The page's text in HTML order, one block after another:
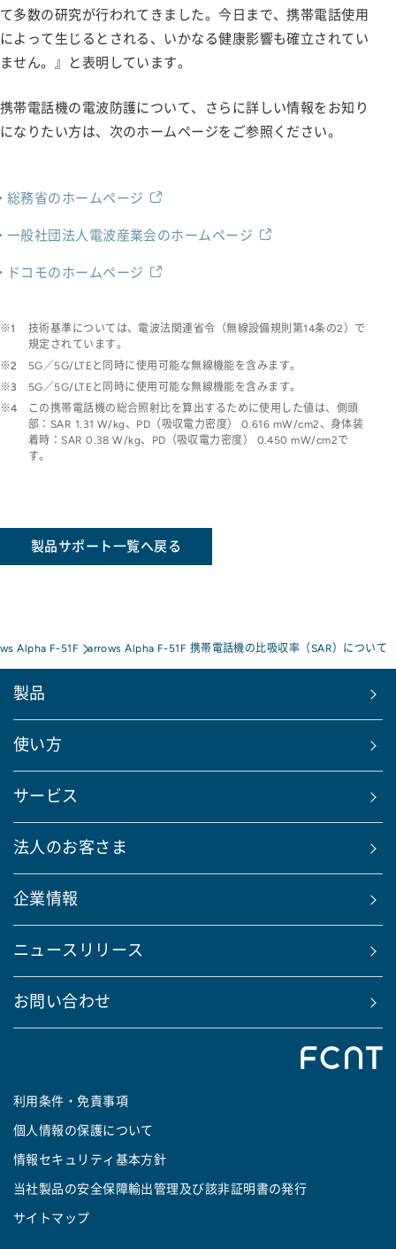
て多数の研究が行われてきました。今日まで、携帯電話使用
によって生じるとされる、いかなる健康影響も確立されてい
ません。』と表明しています。
携帯電話機の電波防護について、さらに詳しい情報をお知り
になりたい方は、次のホームページをご参照ください。
総務省のホームページ
一般社団法人電波産業会のホームページ
ドコモのホームページ
※1
技術基準については、電波法関連省令（無線設備規則第14条の2）で
規定されています。
※2
5G／5G/LTEと同時に使用可能な無線機能を含みます。
※3
5G／5G/LTEと同時に使用可能な無線機能を含みます。
※4
この携帯電話機の総合照射比を算出するために使用した値は、側頭
部：SAR 1.31 W/kg、PD（吸収電力密度） 0.616 mW/cm2、身体装
着時：SAR 0.38 W/kg、PD（吸収電力密度） 0.450 mW/cm2で
す。
製品サポート一覧へ戻る
Alpha F-51F arrows Alpha F-51F 携帯電話機の比吸収率（SAR）について
製品
使い方
サービス
法人のお客さま
企業情報
ニュースリリース
お問い合わせ
利用条件・免責事項
個人情報の保護について
情報セキュリティ基本方針
当社製品の安全保障輸出管理及び該非証明書の発行
サイトマップ